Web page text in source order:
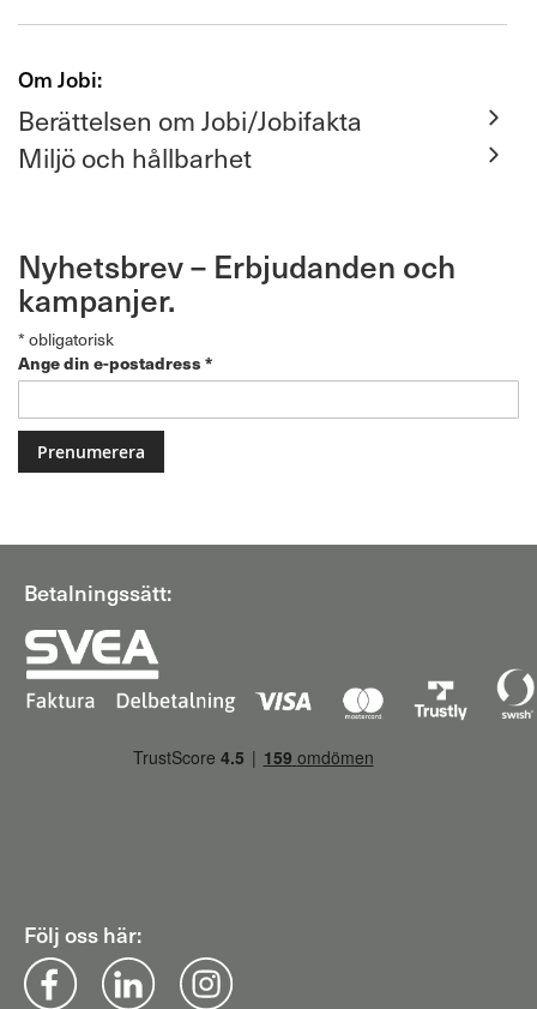
Om Jobi:
Berättelsen om Jobi/Jobifakta
Miljö och hållbarhet
Nyhetsbrev – Erbjudanden och
kampanjer.
* obligatorisk
Ange din e-postadress *
Betalningssätt:
Följ oss här: